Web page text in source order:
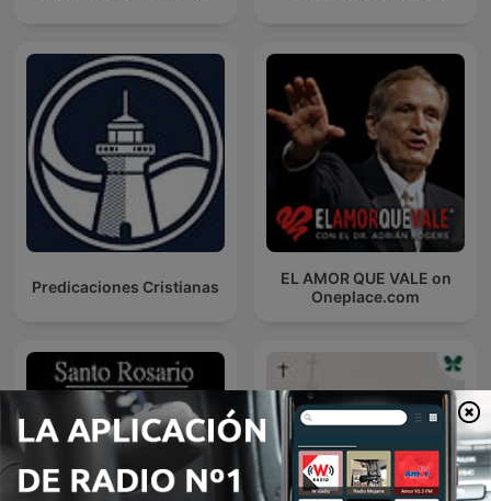
Predicaciones Cristianas
EL AMOR QUE VALE on
Oneplace.com